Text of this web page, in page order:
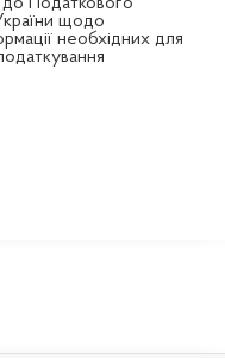
щодо
необхідних для